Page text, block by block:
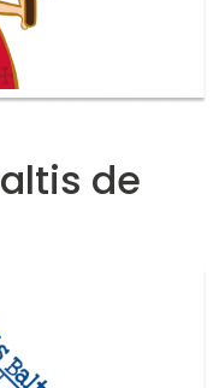
de